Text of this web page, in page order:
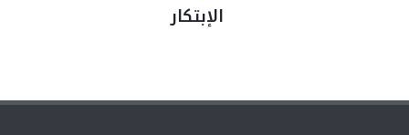
الإبتكار